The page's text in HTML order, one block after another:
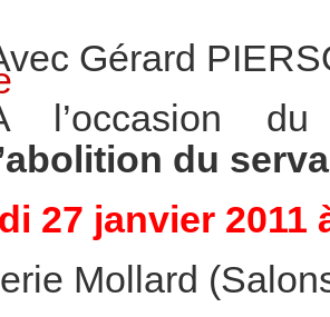
Gérard
l’occasion
du
27 janvier 2011
Mollard